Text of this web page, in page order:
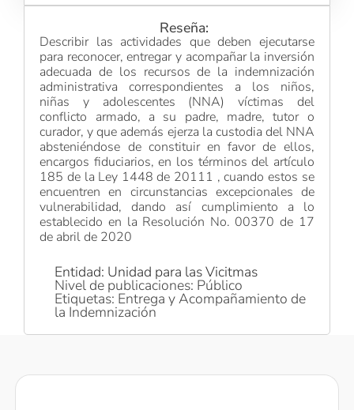
Reseña:
Describir las actividades que deben ejecutarse
para reconocer, entregar y acompañar la inversión
adecuada de los recursos de la indemnización
administrativa correspondientes a los niños,
niñas y adolescentes (NNA) víctimas del
conflicto armado, a su padre, madre, tutor o
curador, y que además ejerza la custodia del NNA
absteniéndose de constituir en favor de ellos,
encargos fiduciarios, en los términos del artículo
185 de la Ley 1448 de 20111 , cuando estos se
encuentren en circunstancias excepcionales de
vulnerabilidad, dando así cumplimiento a lo
establecido en la Resolución No. 00370 de 17
de abril de 2020
Entidad: Unidad para las Vicitmas
Nivel de publicaciones: Público
Etiquetas: Entrega y Acompañamiento de
la Indemnización